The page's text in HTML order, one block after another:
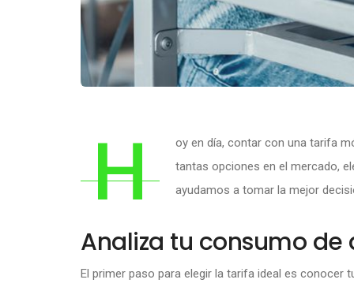
H
oy en día, contar con una tarifa
tantas opciones en el mercado,
ayudamos a tomar la mejor
Analiza tu consumo
El primer paso para elegir la tarifa ideal es conocer